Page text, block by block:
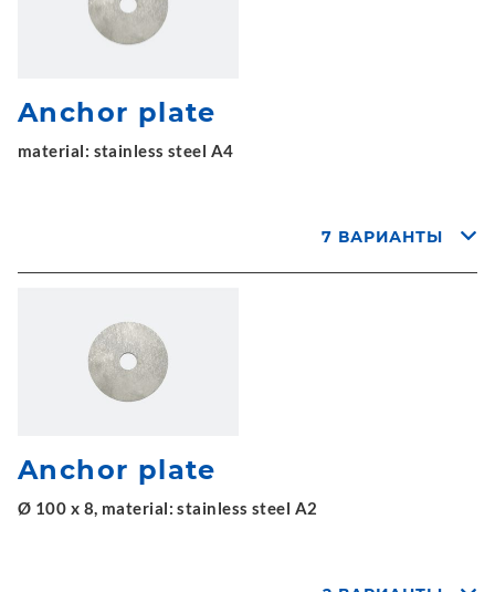
Anchor plate
material: stainless steel A4
7 ВАРИАНТЫ
Anchor plate
Ø 100 x 8, material: stainless steel A2